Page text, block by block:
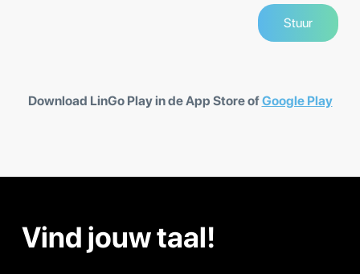
Download LinGo Play in de App Store ofGoogle Play
Vind jouw taal!